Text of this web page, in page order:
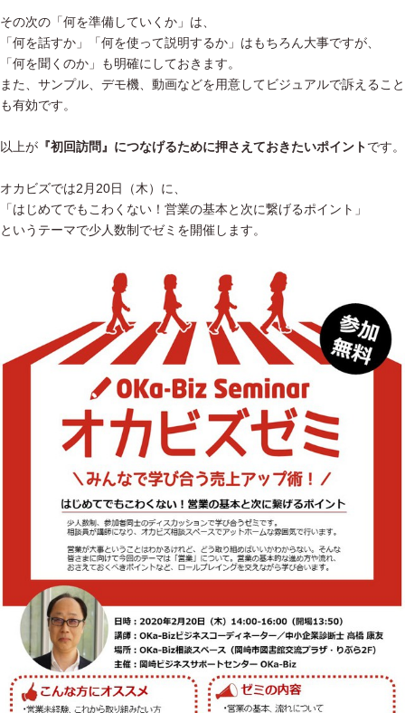
その次の「何を準備していくか」は、
「何を話すか」「何を使って説明するか」はもちろん大事ですが、
「何を聞くのか」も明確にしておきます。
また、サンプル、デモ機、動画などを用意してビジュアルで訴えること
も有効です。
以上が 『初回訪問』につなげるために押さえておきたいポイントです。
オカビズでは2月20日（木）に、
「はじめてでもこわくない！営業の基本と次に繋げるポイント」
というテーマで少人数制でゼミを開催します。